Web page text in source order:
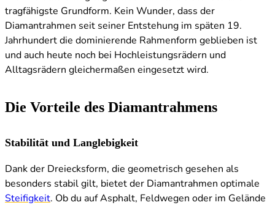
tragfähigste Grundform. Kein Wunder, dass der
Diamantrahmen seit seiner Entstehung im späten 19.
Jahrhundert die dominierende Rahmenform geblieben ist
und auch heute noch bei Hochleistungsrädern und
Alltagsrädern gleichermaßen eingesetzt wird.
Die Vorteile des Diamantrahmens
Stabilität und Langlebigkeit
Dank der Dreiecksform, die geometrisch gesehen als
besonders stabil gilt, bietet der Diamantrahmen optimale
Steifigkeit. Ob du auf Asphalt, Feldwegen oder im Gelände